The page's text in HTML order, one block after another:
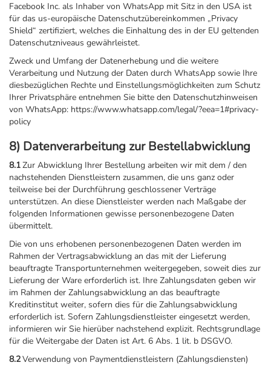
Facebook Inc. als Inhaber von WhatsApp mit Sitz in den USA ist
für das us-europäische Datenschutzübereinkommen „Privacy
Shield“ zertifiziert, welches die Einhaltung des in der EU geltenden
Datenschutzniveaus gewährleistet.
Zweck und Umfang der Datenerhebung und die weitere
Verarbeitung und Nutzung der Daten durch WhatsApp sowie Ihre
diesbezüglichen Rechte und Einstellungsmöglichkeiten zum Schutz
Ihrer Privatsphäre entnehmen Sie bitte den Datenschutzhinweisen
von WhatsApp: https://www.whatsapp.com/legal/?eea=1#privacy-
policy
8) Datenverarbeitung zur Bestellabwicklung
8.1Zur Abwicklung Ihrer Bestellung arbeiten wir mit dem / den
nachstehenden Dienstleistern zusammen, die uns ganz oder
teilweise bei der Durchführung geschlossener Verträge
unterstützen. An diese Dienstleister werden nach Maßgabe der
folgenden Informationen gewisse personenbezogene Daten
übermittelt.
Die von uns erhobenen personenbezogenen Daten werden im
Rahmen der Vertragsabwicklung an das mit der Lieferung
beauftragte Transportunternehmen weitergegeben, soweit dies zur
Lieferung der Ware erforderlich ist. Ihre Zahlungsdaten geben wir
im Rahmen der Zahlungsabwicklung an das beauftragte
Kreditinstitut weiter, sofern dies für die Zahlungsabwicklung
erforderlich ist. Sofern Zahlungsdienstleister eingesetzt werden,
informieren wir Sie hierüber nachstehend explizit. Rechtsgrundlage
für die Weitergabe der Daten ist Art. 6 Abs. 1 lit. b DSGVO.
8.2Verwendung von Paymentdienstleistern (Zahlungsdiensten)